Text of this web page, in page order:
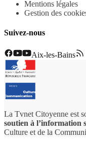
Mentions légales
Gestion des
Suivez-nous
Aix-les-Bains
La Tvnet Citoyenne est
soutien à l’information
Culture et de la